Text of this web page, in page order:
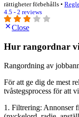
rättigheter förbehålls •
4.5 - 2 reviews
Close
Hur rangordnar
Rangordning av
För att ge dig de mest
tvåstegsprocess för att
1. Filtrering: Annonser